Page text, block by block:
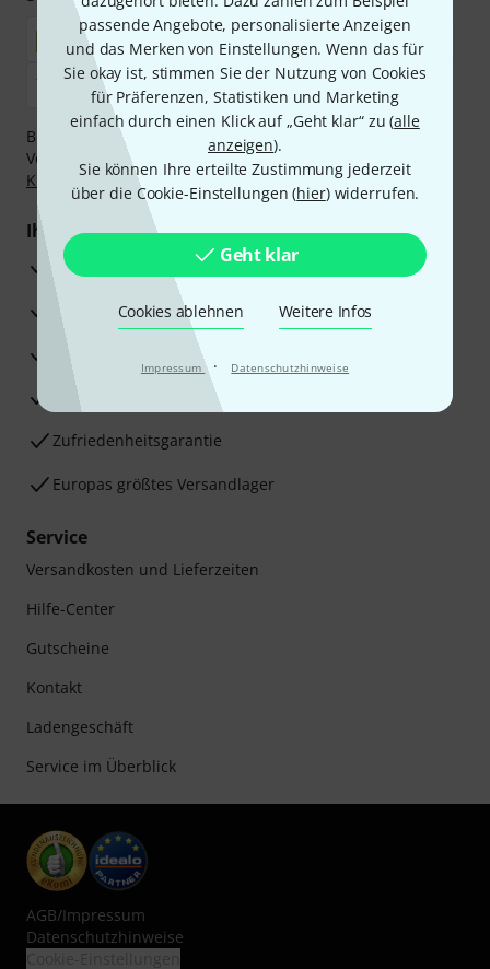
passende Angebote, personalisierte Anzeigen
und das Merken von Einstellungen. Wenn das für
Sie okay ist, stimmen Sie der Nutzung von Cookies
für Präferenzen, Statistiken und Marketing
einfach durch einen Klick auf „Geht klar“ zu (alle
anzeigen).
Sie können Ihre erteilte Zustimmung jederzeit
über die Cookie-Einstellungen (hier) widerrufen.
Geht klar
Cookies ablehnen Weitere Infos
Impressum · Datenschutzhinweise
Bezahlen Sie vertraulich und sicher per Nachnahme,
Vorkasse, PayPal, Amazon Pay,Klarna Sofort bezahlen
Klarna Ratenzahlungoder Kreditkarte.
Ihre Vorteile
3 Jahre Thomann Garantie
30 Tage Money-Back-Garantie
Beratung durch Fachexperten
Zufriedenheitsgarantie
Europas größtes Versandlager
Service
Versandkosten und Lieferzeiten
Hilfe-Center
Gutscheine
Kontakt
Ladengeschäft
Service im Überblick
AGB/Impressum
Datenschutzhinweise